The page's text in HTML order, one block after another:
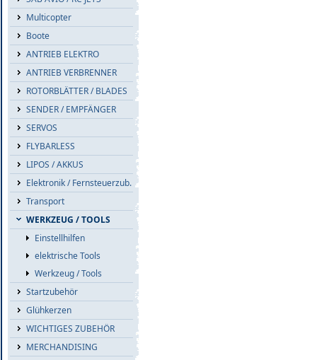
Multicopter
Boote
ANTRIEB ELEKTRO
ANTRIEB VERBRENNER
ROTORBLÄTTER / BLADES
SENDER / EMPFÄNGER
SERVOS
FLYBARLESS
LIPOS / AKKUS
Elektronik / Fernsteuerzub.
Transport
WERKZEUG / TOOLS
Einstellhilfen
elektrische Tools
Werkzeug / Tools
Startzubehör
Glühkerzen
WICHTIGES ZUBEHÖR
MERCHANDISING